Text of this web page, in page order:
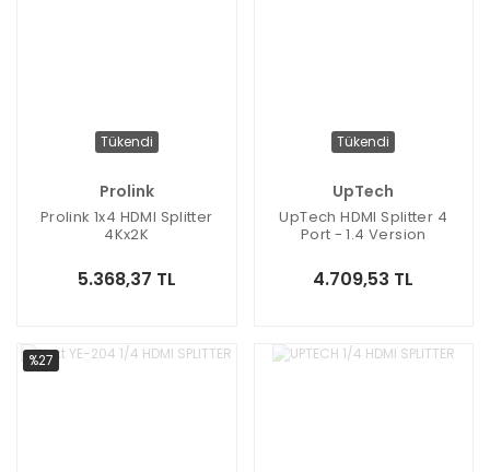
Tükendi
Prolink
Prolink 1x4 HDMI Splitter
4Kx2K
5.368,37 TL
Tükendi
UpTech
UpTech HDMI Splitter 4
Port - 1.4 Version
4.709,53 TL
%27